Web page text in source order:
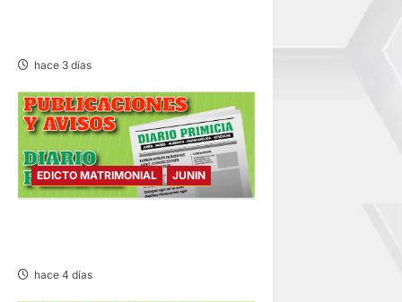
hace 3 días
EDICTO MATRIMONIAL JUNIN
hace 4 días